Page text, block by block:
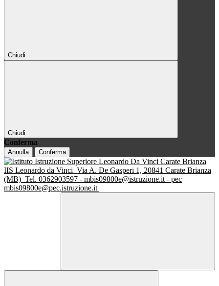
Chiudi
Chiudi
Conferma
Annulla Conferma
IIS Leonardo da Vinci Via A. De Gasperi 1, 20841 Carate Brianza
(MB) Tel. 0362903597 - mbis09800e@istruzione.it - pec
mbis09800e@pec.istruzione.it